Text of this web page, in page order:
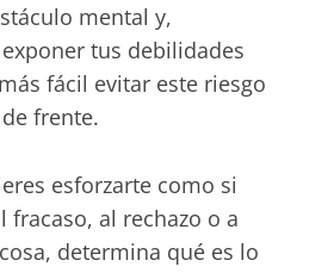
mental y,
tus debilidades
fácil evitar este riesgo
frente.
esforzarte como si
fracaso, al rechazo o a
determina qué es lo